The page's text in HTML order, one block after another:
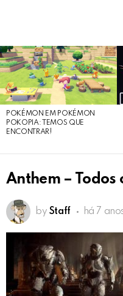
LATEST
STORIES
POKÉMON EM POKÉMON
POKOPIA: TEMOS QUE
ENCONTRAR!
Anthem – Todos
by Staff há 7